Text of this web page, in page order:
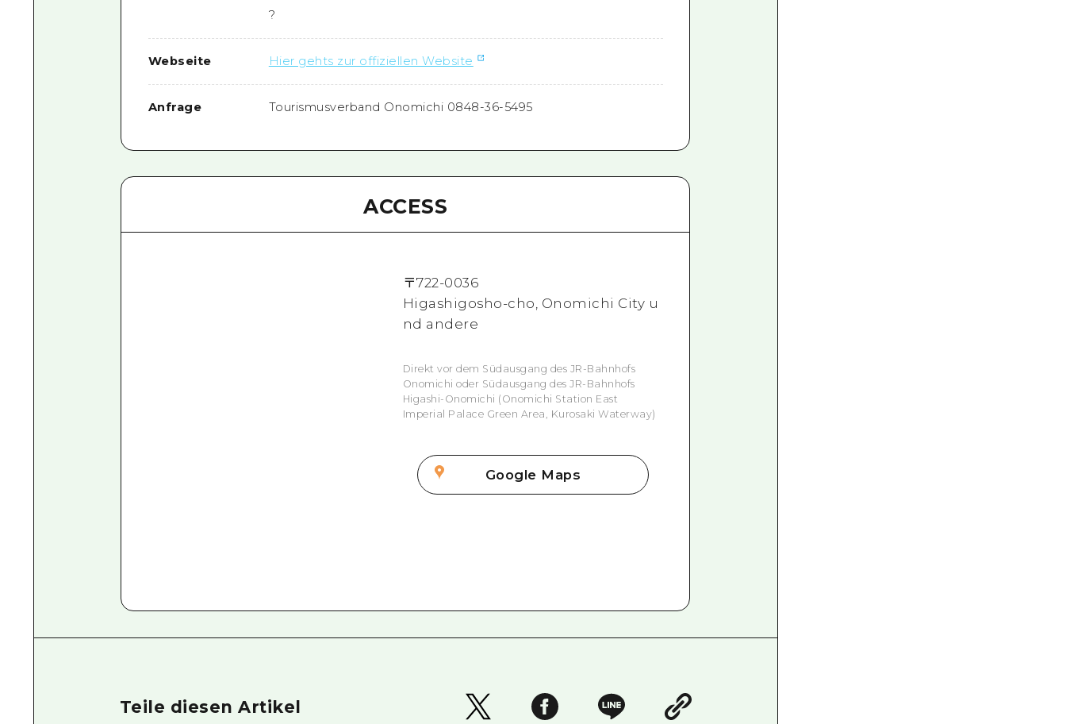
?
Webseite Hier gehts zur offiziellen Website
Anfrage Tourismusverband Onomichi 0848-36-5495
ACCESS
〒722-0036
Higashigosho-cho, Onomichi City u
nd andere
Direkt vor dem Südausgang des JR-Bahnhofs
Onomichi oder Südausgang des JR-Bahnhofs
Higashi-Onomichi (Onomichi Station East
Imperial Palace Green Area, Kurosaki Waterway)
Google Maps
Teile diesen Artikel